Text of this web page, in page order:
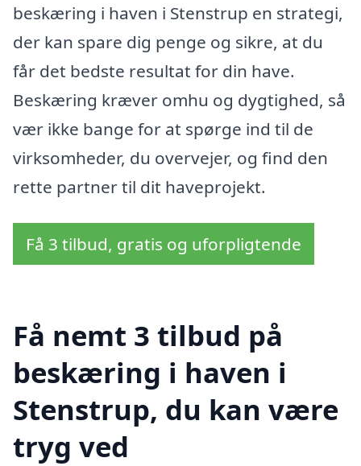
beskæring i haven i Stenstrup en strategi,
der kan spare dig penge og sikre, at du
får det bedste resultat for din have.
Beskæring kræver omhu og dygtighed, så
vær ikke bange for at spørge ind til de
virksomheder, du overvejer, og find den
rette partner til dit haveprojekt.
Få 3 tilbud, gratis og uforpligtende
Få nemt 3 tilbud på
beskæring i haven i
Stenstrup, du kan være
tryg ved